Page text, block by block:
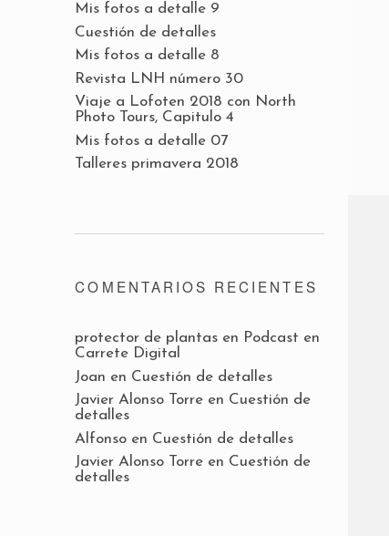
Mis fotos a detalle 9
Cuestión de detalles
Mis fotos a detalle 8
Revista LNH número 30
Viaje a Lofoten 2018 con North
Photo Tours, Capitulo 4
Mis fotos a detalle 07
Talleres primavera 2018
COMENTARIOS RECIENTES
protector de plantas en Podcast en
Carrete Digital
Joan en Cuestión de detalles
Javier Alonso Torre en Cuestión de
detalles
Alfonso en Cuestión de detalles
Javier Alonso Torre en Cuestión de
detalles